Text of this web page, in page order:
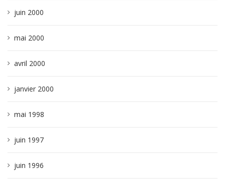
juin 2000
mai 2000
avril 2000
janvier 2000
mai 1998
juin 1997
juin 1996